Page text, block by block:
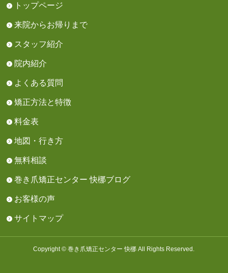
トップページ
来院からお帰りまで
スタッフ紹介
院内紹介
よくある質問
矯正方法と特徴
料金表
地図・行き方
無料相談
巻き爪矯正センター 快梛ブログ
お客様の声
サイトマップ
Copyright © 巻き爪矯正センター 快梛 All Rights Reserved.